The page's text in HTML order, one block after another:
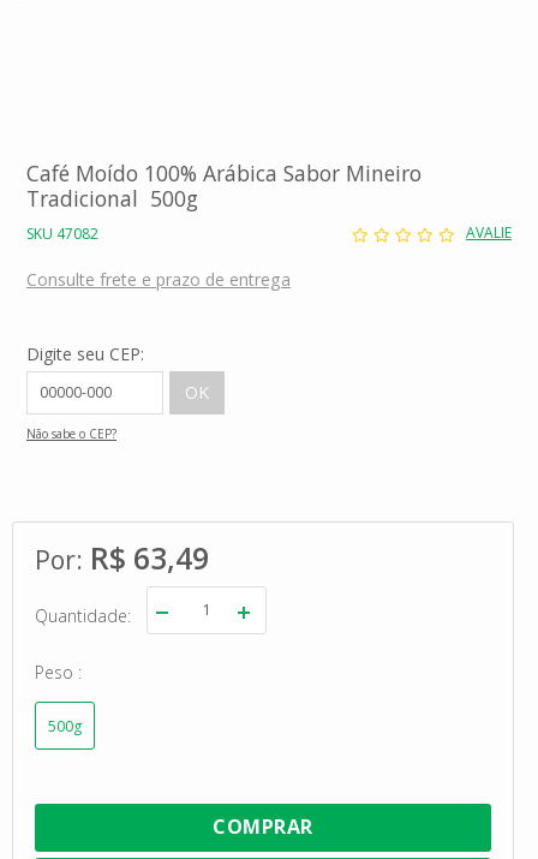
Café Moído 100% Arábica Sabor Mineiro
Tradicional 500g
SKU 47082 AVALIE
Consulte frete e prazo de entrega
Digite seu CEP:
Não sabe o CEP?
R$ 63,49
Quantidade
Peso
500g